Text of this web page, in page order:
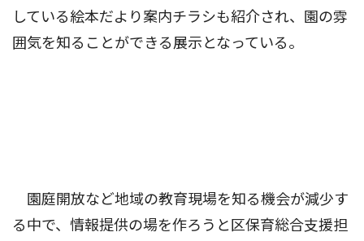
している絵本だより案内チラシも紹介され、園の雰
囲気を知ることができる展示となっている。
園庭開放など地域の教育現場を知る機会が減少す
る中で、情報提供の場を作ろうと区保育総合支援担